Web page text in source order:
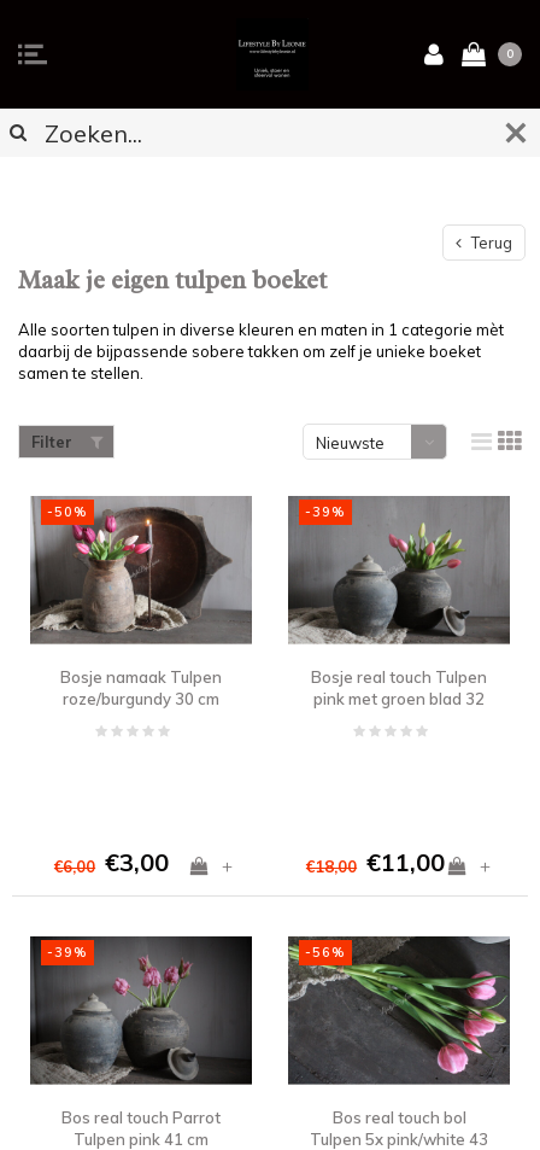
0
Terug
Maak je eigen tulpen boeket
Alle soorten tulpen in diverse kleuren en maten in 1 categorie mèt
daarbij de bijpassende sobere takken om zelf je unieke boeket
samen te stellen.
Filter
Nieuwste
-50%
Bosje namaak Tulpen
roze/burgundy 30 cm
€6,00 €3,00 +
-39%
Bosje real touch Tulpen
pink met groen blad 32
€18,00 €11,00 +
-39%
Bos real touch Parrot
Tulpen pink 41 cm
-56%
Bos real touch bol
Tulpen 5x pink/white 43